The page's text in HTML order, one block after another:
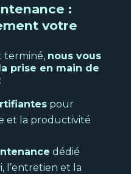
:
votre
terminé, nous vous
prise en main de
pour
et la productivité
dédié
l’entretien et la